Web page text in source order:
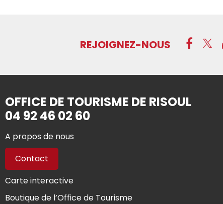
REJOIGNEZ-NOUS
OFFICE DE TOURISME DE RISOUL
04 92 46 02 60
A propos de nous
Contact
Carte interactive
Boutique de l’Office de Tourisme